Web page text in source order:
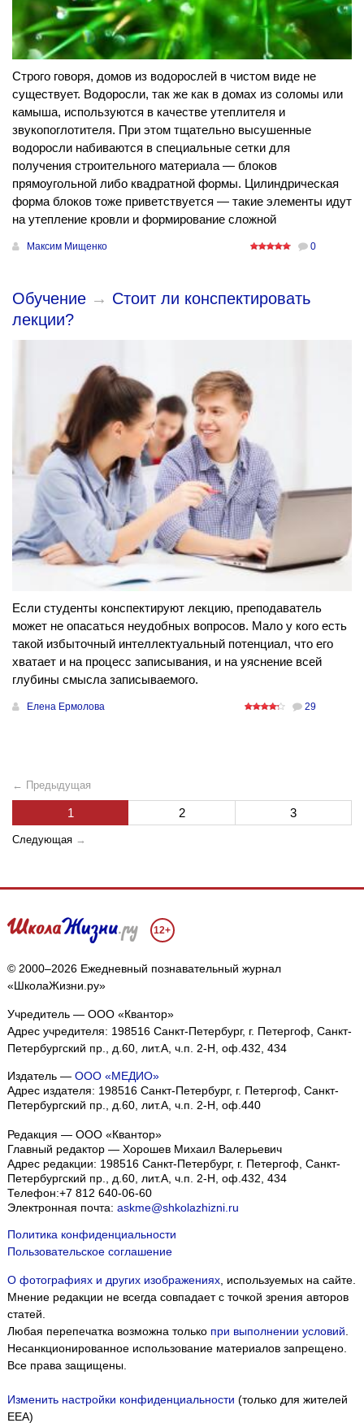
Строго говоря, домов из водорослей в чистом виде не
существует. Водоросли, так же как в домах из соломы или
камыша, используются в качестве утеплителя и
звукопоглотителя. При этом тщательно высушенные
водоросли набиваются в специальные сетки для
получения строительного материала — блоков
прямоугольной либо квадратной формы. Цилиндрическая
форма блоков тоже приветствуется — такие элементы идут
на утепление кровли и формирование сложной
Максим Мищенко 0
Обучение → Стоит ли конспектировать
лекции?
Если студенты конспектируют лекцию, преподаватель
может не опасаться неудобных вопросов. Мало у кого есть
такой избыточный интеллектуальный потенциал, что его
хватает и на процесс записывания, и на уяснение всей
глубины смысла записываемого.
Елена Ермолова 29
← Предыдущая
1 2 3
Следующая →
12+
© 2000–2026 Ежедневный познавательный журнал
«ШколаЖизни.ру»
Учредитель — ООО «Квантор»
Адрес учредителя: 198516 Санкт-Петербург, г. Петергоф, Санкт-
Петербургский пр., д.60, лит.А, ч.п. 2-Н, оф.432, 434
Издатель — ООО «МЕДИО»
Адрес издателя: 198516 Санкт-Петербург, г. Петергоф, Санкт-
Петербургский пр., д.60, лит.А, ч.п. 2-Н, оф.440
Редакция — ООО «Квантор»
Главный редактор — Хорошев Михаил Валерьевич
Адрес редакции: 198516 Санкт-Петербург, г. Петергоф Санкт-
Петербургский пр., д.60, лит.А, ч.п. 2-Н, оф.432, 434
Телефон:+7 812 640-06-60
Электронная почта: askme@shkolazhizni.ru
Политика конфиденциальности
Пользовательское соглашение
О фотографиях и других изображениях, используемых на сайте.
Мнение редакции не всегда совпадает с точкой зрения авторов
статей.
Любая перепечатка возможна только при выполнении условий
Несанкционированное использование материалов запрещено.
Все права защищены.
Изменить настройки конфиденциальности (только для жителей
EEA)